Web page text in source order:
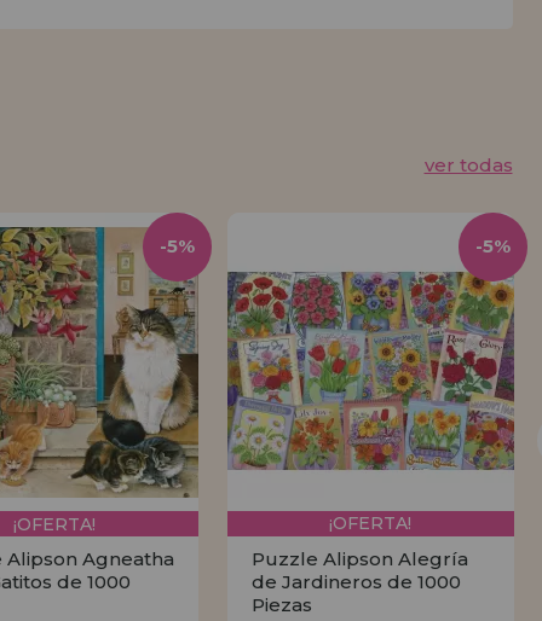
ver todas
¡OFERTA!
Alipson Agneatha
de 1000
-5%
¡OFERTA!
Puzzle Alipson Alegría
de Jardineros de 1000
Piezas
-5%